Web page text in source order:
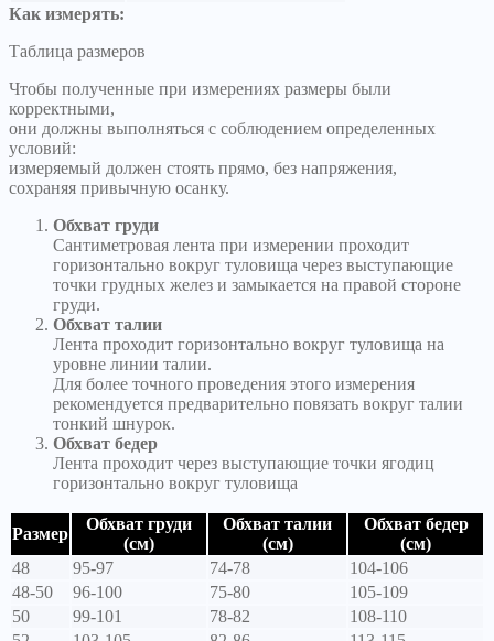
Как измерять:
Таблица размеров
Чтобы полученные при измерениях размеры были
корректными,
они должны выполняться с соблюдением определенных
условий:
измеряемый должен стоять прямо, без напряжения,
сохраняя привычную осанку.
Обхват груди
Сантиметровая лента при измерении проходит
горизонтально вокруг туловища через выступающие
точки грудных желез и замыкается на правой стороне
груди.
Обхват талии
Лента проходит горизонтально вокруг туловища на
уровне линии талии.
Для более точного проведения этого измерения
рекомендуется предварительно повязать вокруг талии
тонкий шнурок.
Обхват бедер
Лента проходит через выступающие точки ягодиц
горизонтально вокруг туловища
Размер
Обхват груди
(см)
Обхват талии
(см)
Обхват бедер
(см)
48
95-97 74-78
104-106
48-50
96-100 75-80
105-109
50
99-101 78-82
108-110